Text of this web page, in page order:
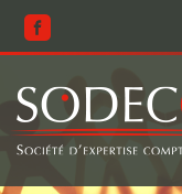
Aller
au